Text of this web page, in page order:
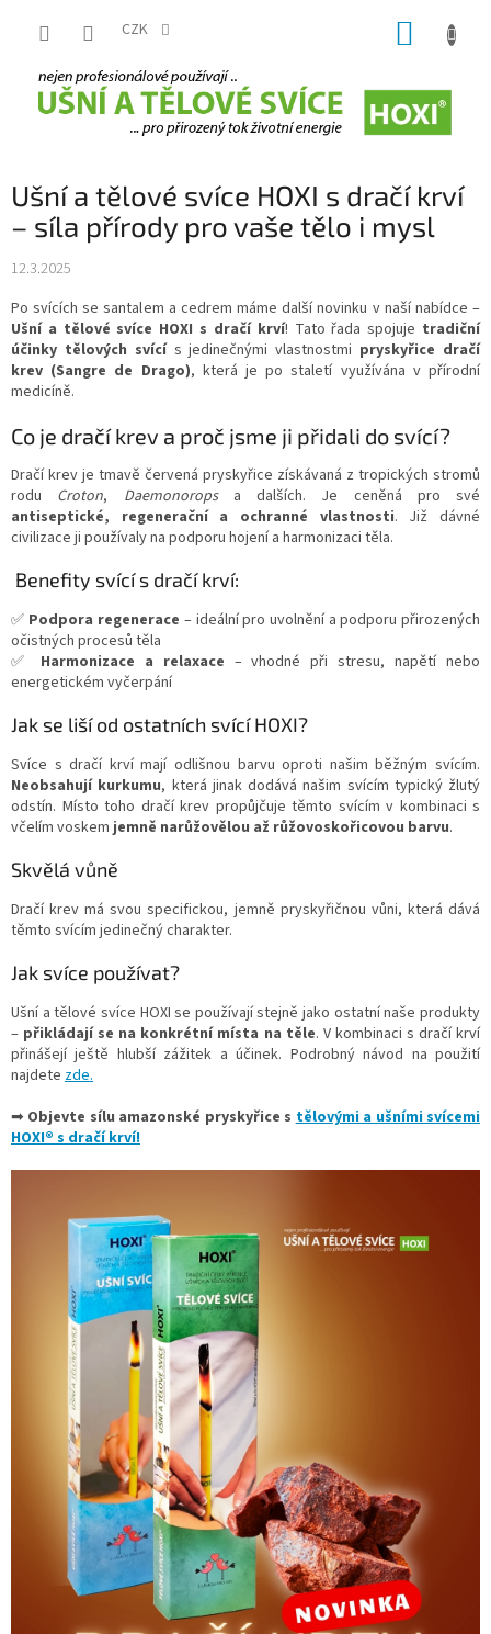
CZK
Ušní a tělové svíce HOXI s dračí krví
– síla přírody pro vaše tělo i mysl
12.3.2025
Po svících se santalem a cedrem máme další novinku v naší nabídce –
Ušní a tělové svíce HOXI s dračí krví! Tato řada spojuje tradiční
účinky tělových svícís jedinečnými vlastnostmi pryskyřice dračí
krev (Sangre de Drago), která je po staletí využívána v přírodní
medicíně.
Co je dračí krev a proč jsme ji přidali do svící?
Dračí krev je tmavě červená pryskyřice získávaná z tropických stromů
rodu Croton, Daemonoropsa dalších. Je ceněná pro své
antiseptické, regenerační a ochranné vlastnosti. Již dávné
civilizace ji používaly na podporu hojení a harmonizaci těla.
Benefity svící s dračí krví:
✅ Podpora regenerace – ideální pro uvolnění a podporu přirozených
očistných procesů těla
✅ Harmonizace a relaxace – vhodné při stresu, napětí nebo
energetickém vyčerpání
Jak se liší od ostatních svící HOXI?
Svíce s dračí krví mají odlišnou barvu oproti našim běžným svícím.
Neobsahují kurkumu, která jinak dodává našim svícím typický žlutý
odstín. Místo toho dračí krev propůjčuje těmto svícím v kombinaci s
včelím voskemjemně narůžovělou až růžovoskořicovou barvu.
Skvělá vůně
Dračí krev má svou specifickou, jemně pryskyřičnou vůni, která dává
těmto svícím jedinečný charakter.
Jak svíce používat?
Ušní a tělové svíce HOXI se používají stejně jako ostatní naše produkty
– přikládají se na konkrétní místa na těle. V kombinaci s dračí krví
přinášejí ještě hlubší zážitek a účinek. Podrobný návod na použití
najdete zde.
➡ Objevte sílu amazonské pryskyřice stělovými a ušními svícemi
HOXI® s dračí krví!